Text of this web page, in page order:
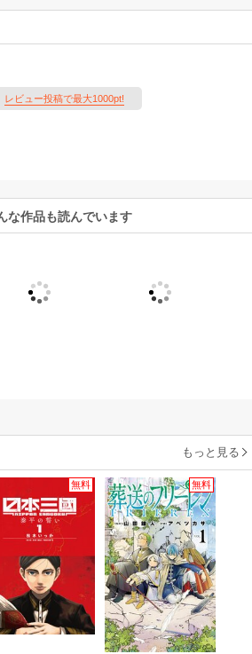
レビュー投稿で最大1000pt!
な作品も読んでいます
もっと見る
無料 無料